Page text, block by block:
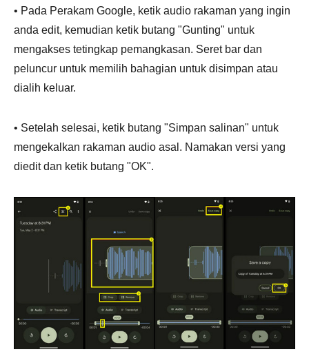
• Pada Perakam Google, ketik audio rakaman yang ingin
anda edit, kemudian ketik butang "Gunting" untuk
mengakses tetingkap pemangkasan. Seret bar dan
peluncur untuk memilih bahagian untuk disimpan atau
dialih keluar.
• Setelah selesai, ketik butang "Simpan salinan" untuk
mengekalkan rakaman audio asal. Namakan versi yang
diedit dan ketik butang "OK".